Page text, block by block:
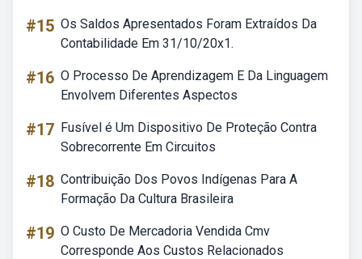
#15 Os Saldos Apresentados Foram Extraídos Da
Contabilidade Em 31/10/20x1.
#16 O Processo De Aprendizagem E Da Linguagem
Envolvem Diferentes Aspectos
#17 Fusível é Um Dispositivo De Proteção Contra
Sobrecorrente Em Circuitos
#18 Contribuição Dos Povos Indígenas Para A
Formação Da Cultura Brasileira
#19 O Custo De Mercadoria Vendida Cmv
Corresponde Aos Custos Relacionados